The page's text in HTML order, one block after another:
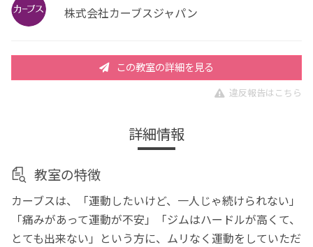
株式会社カーブスジャパン
この教室の詳細を見る
違反報告はこちら
詳細情報
教室の特徴
カーブスは、「運動したいけど、一人じゃ続けられない」
「痛みがあって運動が不安」「ジムはハードルが高くて、
とても出来ない」という方に、ムリなく運動をしていただ